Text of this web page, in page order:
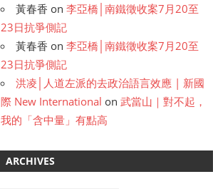
黃春香 on李亞橋│南鐵徵收案7月20至
23日抗爭側記
黃春香 on李亞橋│南鐵徵收案7月20至
23日抗爭側記
洪凌│人道左派的去政治語言效應 | 新國
際 New International on武當山｜對不起，
我的「含中量」有點高
ARCHIVES